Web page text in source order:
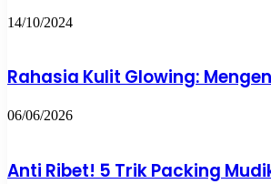
14/10/2024
Rahasia Kulit Glowing:
06/06/2026
Anti Ribet! 5 Trik Packing